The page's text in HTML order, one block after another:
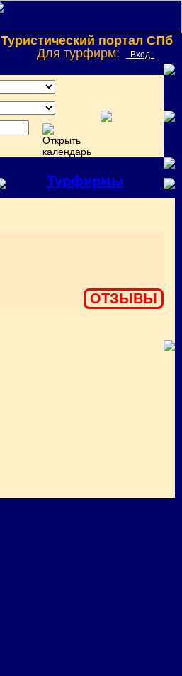
Туристический портал СПб
Для турфирм:
Вход
Турфирмы
ОТЗЫВЫ